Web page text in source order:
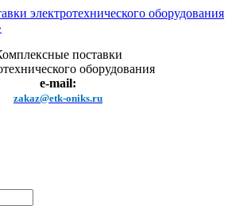
поставки
оборудования
e-mail:
zakaz@etk-oniks.ru